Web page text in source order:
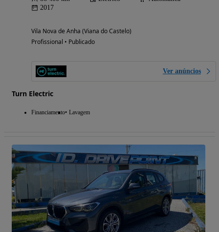
2017
Vila Nova de Anha (Viana do Castelo)
Profissional • Publicado
Ver anúncios
Turn Electric
Financiamento Lavagem